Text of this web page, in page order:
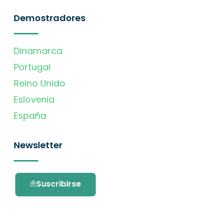
Demostradores
Dinamarca
Portugal
Reino Unido
Eslovenia
España
Newsletter
Suscribirse